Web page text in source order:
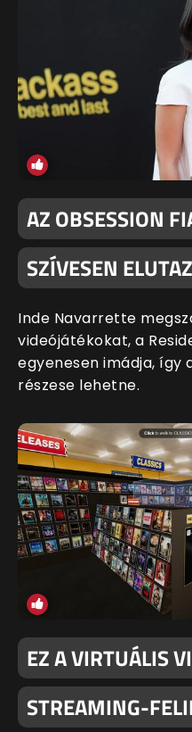
AZ OBSESSION
SZÍVESEN
Inde Navarrette
videójátékokat, a
egyenesen imádja, így
részese lehetne.
EZ A VIRTUÁLIS
STREAMING-